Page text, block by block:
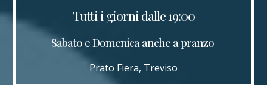
Tutti i giorni dalle 19:00
Sabato e Domenica anche a pranzo
Prato Fiera, Treviso